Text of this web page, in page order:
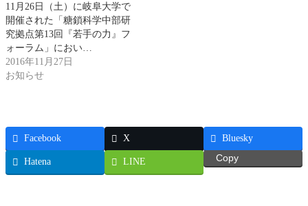
11月26日（土）に岐阜大学で
開催された「糖鎖科学中部研
究拠点第13回『若手の力』フ
ォーラム」におい…
2016年11月27日
お知らせ
Facebook X Bluesky
Hatena LINE Copy